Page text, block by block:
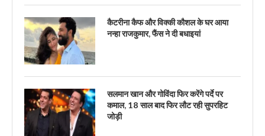
कैटरीना कैफ और विक्की कौशल के घर आया
नन्हा राजकुमार, फैंस ने दी बधाइयां
सलमान खान और गोविंदा फिर करेंगे पर्दे पर
कमाल, 18 साल बाद फिर लौट रही सुपरहिट
जोड़ी